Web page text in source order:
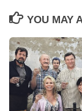
YOU MAY